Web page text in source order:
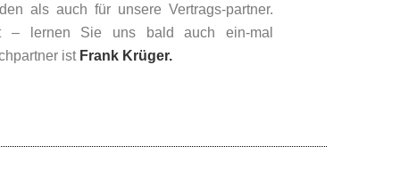
als auch für unsere Vertrags-partner.
– lernen Sie uns bald auch ein-mal
ist Frank Krüger.